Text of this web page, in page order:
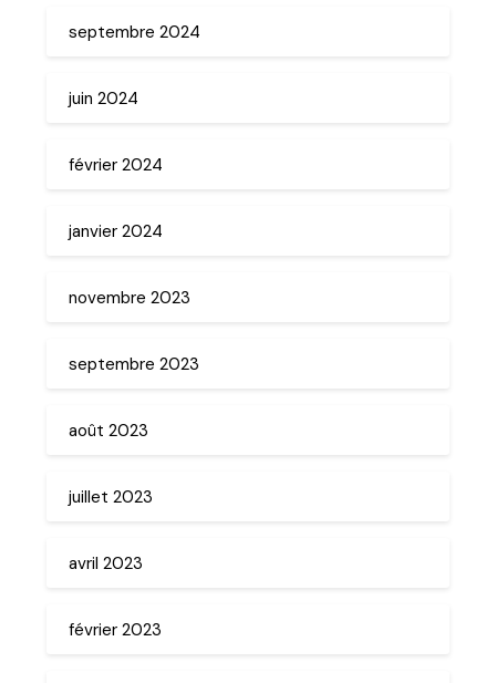
septembre 2024
juin 2024
février 2024
janvier 2024
novembre 2023
septembre 2023
août 2023
juillet 2023
avril 2023
février 2023